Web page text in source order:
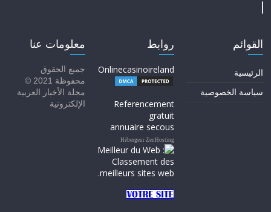
القوائم
الرئيسية
سياسة الخصوصية
روابط
Onlinecasinoireland
Referencement
gratuit
annuaire secous
Hébergeur ZenHosting
معلومات عنا
جميع الحقوق
محفوظة 2021 ©
مجلة الأخبار العربية
الإلكترونية